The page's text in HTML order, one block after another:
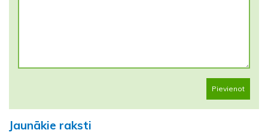
Pievienot
Jaunākie raksti